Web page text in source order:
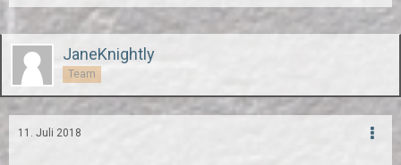
JaneKnightly
Team
11. Juli 2018